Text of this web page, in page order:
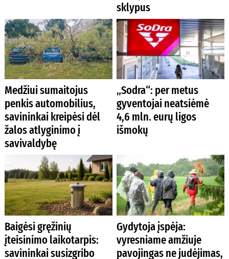
sklypus
Medžiui sumaitojus
penkis automobilius,
savininkai kreipėsi dėl
žalos atlyginimo į
savivaldybę
„Sodra“: per metus
gyventojai neatsiėmė
4,6 mln. eurų ligos
išmokų
Baigėsi gręžinių
įteisinimo laikotarpis:
savininkai susizgribo
Gydytoja įspėja:
vyresniame amžiuje
pavojingas ne judėjimas,